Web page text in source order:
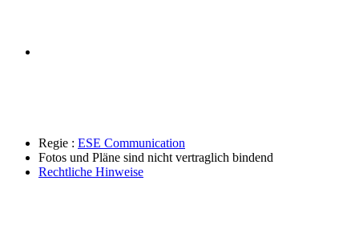
Regie : ESE Communication
Fotos und Pläne sind nicht vertraglich bindend
Rechtliche Hinweise